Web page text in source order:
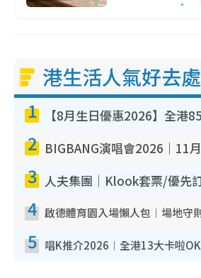
港生活人氣好去處
1
2
3
4
5